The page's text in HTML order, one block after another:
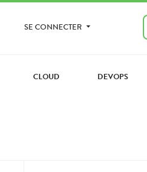
SE CONNECTER
CLOUD DEVOPS